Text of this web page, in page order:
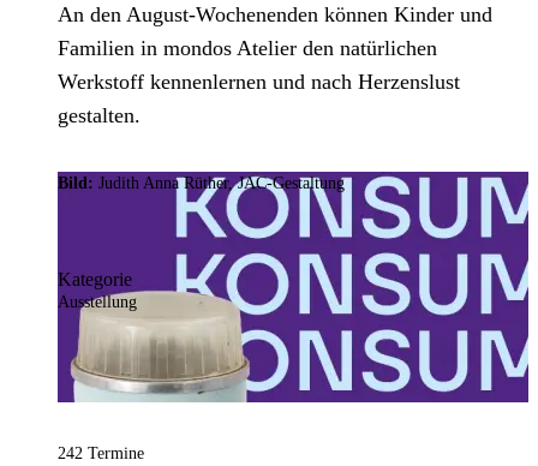
An den August-Wochenenden können Kinder und
Familien in mondos Atelier den natürlichen
Werkstoff kennenlernen und nach Herzenslust
gestalten.
Bild: Judith Anna Rüther, JAC-Gestaltung
Kategorie
Ausstellung
242 Termine